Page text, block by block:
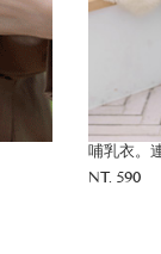
哺乳衣。
NT. 590